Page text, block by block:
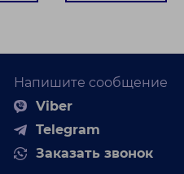
Напишите сообщение
Viber
Telegram
Заказать звонок